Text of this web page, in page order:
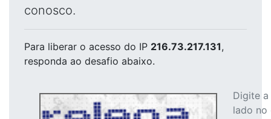
conosco.
Para liberar o acesso do IP 216.73.217.131,
responda ao desafio abaixo.
Digite
lado no